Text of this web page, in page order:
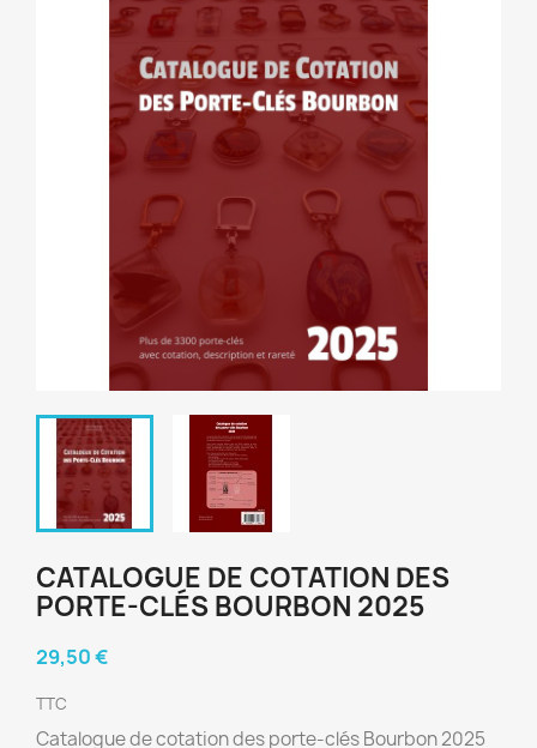
CATALOGUE DE COTATION DES
PORTE-CLÉS BOURBON 2025
29,50 €
TTC
Catalogue de cotation des porte-clés Bourbon 2025